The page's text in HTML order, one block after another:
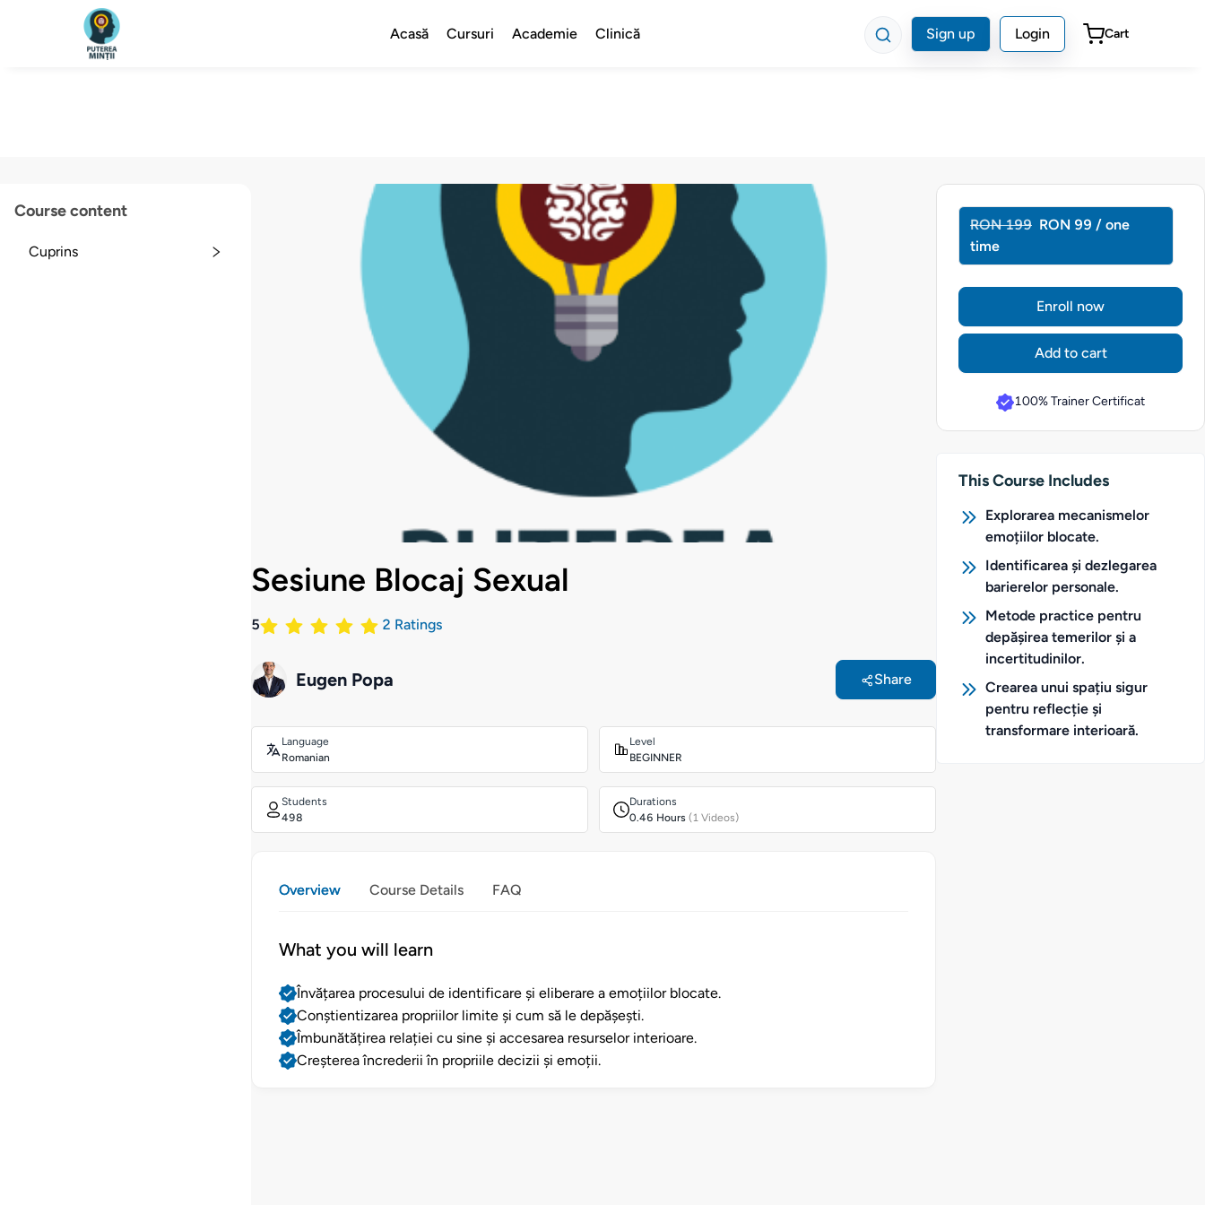
Acasă Cursuri Academie Clinică Sign up Login Cart
Course content
Cuprins
Sesiune Blocaj Sexual
5 2 Ratings
Eugen Popa Share
Language
Romanian
Level
BEGINNER
Students
498
Durations
0.46 Hours (1 Videos)
Overview Course Details FAQ
What you will learn
Învățarea procesului de identificare și eliberare a emoțiilor blocate.
Conștientizarea propriilor limite și cum să le depășești.
Îmbunătățirea relației cu sine și accesarea resurselor interioare.
Creșterea încrederii în propriile decizii și emoții.
RON 199 RON 99 / one
time
Enroll now
Add to cart
100% Trainer Certificat
This Course Includes
Explorarea mecanismelor
emoțiilor blocate.
Identificarea și dezlegarea
barierelor personale.
Metode practice pentru
depășirea temerilor și a
incertitudinilor.
Crearea unui spațiu sigur
pentru reflecție și
transformare interioară.